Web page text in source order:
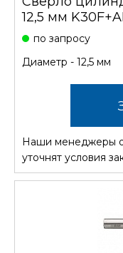
12,5 мм
по запросу
Диаметр - 12,5 мм
Наши менеджеры
уточнят условия